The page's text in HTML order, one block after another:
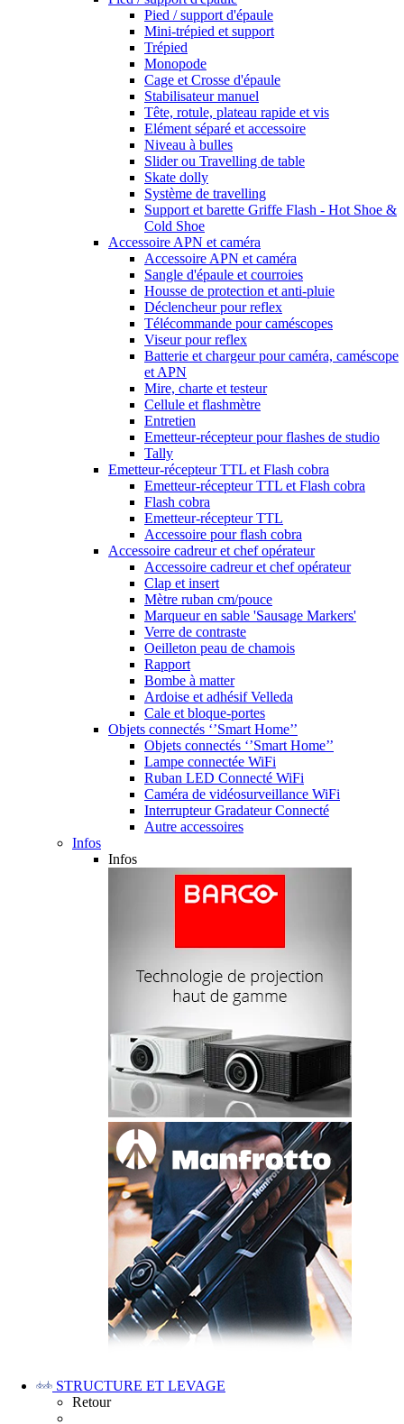
Pied / support d'épaule
Mini-trépied et support
Trépied
Monopode
Cage et Crosse d'épaule
Stabilisateur manuel
Tête, rotule, plateau rapide et vis
Elément séparé et accessoire
Niveau à bulles
Slider ou Travelling de table
Skate dolly
Système de travelling
Support et barette Griffe Flash - Hot Shoe &
Cold Shoe
Accessoire APN et caméra
Accessoire APN et caméra
Sangle d'épaule et courroies
Housse de protection et anti-pluie
Déclencheur pour reflex
Télécommande pour caméscopes
Viseur pour reflex
Batterie et chargeur pour caméra, caméscope
et APN
Mire, charte et testeur
Cellule et flashmètre
Entretien
Emetteur-récepteur pour flashes de studio
Tally
Emetteur-récepteur TTL et Flash cobra
Emetteur-récepteur TTL et Flash cobra
Flash cobra
Emetteur-récepteur TTL
Accessoire pour flash cobra
Accessoire cadreur et chef opérateur
Accessoire cadreur et chef opérateur
Clap et insert
Mètre ruban cm/pouce
Marqueur en sable 'Sausage Markers'
Verre de contraste
Oeilleton peau de chamois
Rapport
Bombe à matter
Ardoise et adhésif Velleda
Cale et bloque-portes
Objets connectés ‘’Smart Home’’
Objets connectés ‘’Smart Home’’
Lampe connectée WiFi
Ruban LED Connecté WiFi
Caméra de vidéosurveillance WiFi
Interrupteur Gradateur Connecté
Autre accessoires
Infos
Infos
STRUCTURE ET LEVAGE
Retour